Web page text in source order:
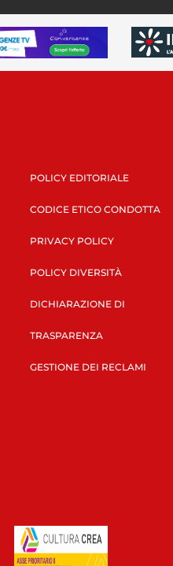
POLICY EDITORIALE
CODICE ETICO CONDOTTA
PRIVACY POLICY
POLICY DIVERSITÀ
DICHIARAZIONE DI
TRASPARENZA
GESTIONE DEI RECLAMI